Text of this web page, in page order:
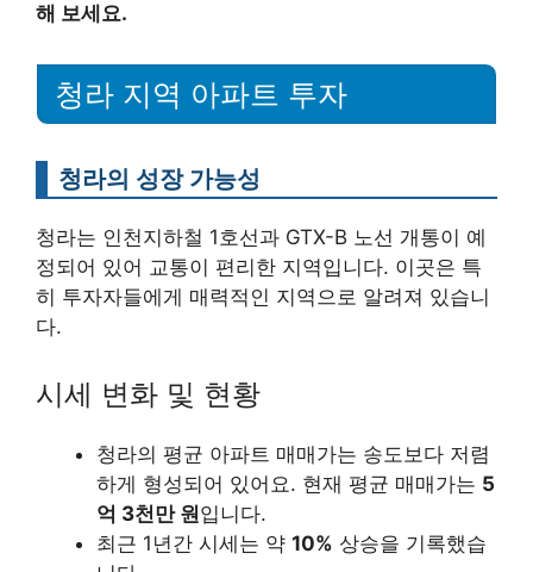
해 보세요.
청라 지역 아파트 투자
청라의 성장 가능성
청라는 인천지하철 1호선과 GTX-B 노선 개통이 예
정되어 있어 교통이 편리한 지역입니다. 이곳은 특
히 투자자들에게 매력적인 지역으로 알려져 있습니
다.
시세 변화 및 현황
청라의 평균 아파트 매매가는 송도보다 저렴
하게 형성되어 있어요. 현재 평균 매매가는 5
억 3천만 원입니다.
최근 1년간 시세는 약 10% 상승을 기록했습